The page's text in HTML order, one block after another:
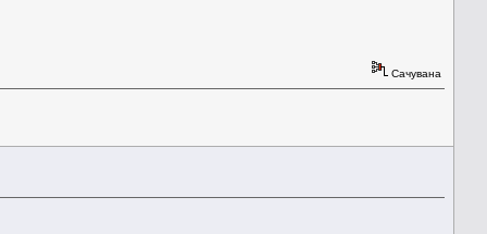
Сачувана